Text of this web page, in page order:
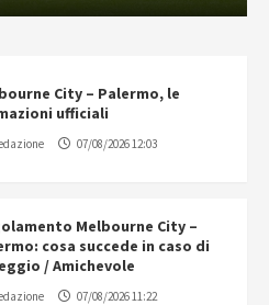
City – Palermo, le
ufficiali
07/08/2026 12:03
Melbourne City –
cosa succede in caso di
/ Amichevole
07/08/2026 11:22